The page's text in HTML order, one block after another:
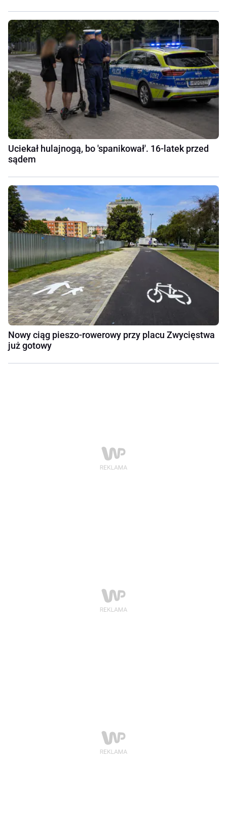
Uciekał hulajnogą, bo 'spanikował'. 16-latek przed
sądem
Nowy ciąg pieszo-rowerowy przy placu Zwycięstwa
już gotowy